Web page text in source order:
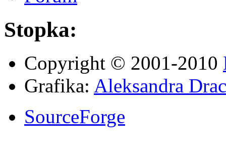
Stopka:
Copyright © 2001-2010
Grafika: Aleksandra
SourceForge